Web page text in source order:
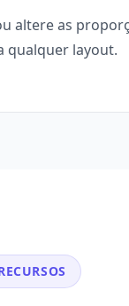
altere as
qualquer layout.